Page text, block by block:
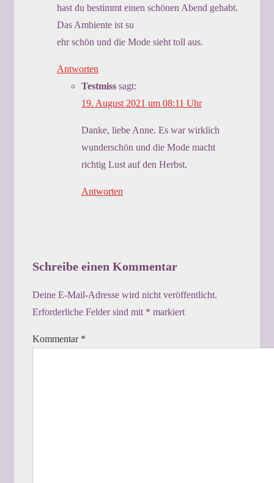
hast du bestimmt einen schönen Abend gehabt.
Das Ambiente ist su
ehr schön und die Mode sieht toll aus.
Antworten
Testmiss sagt:
19. August 2021 um 08:11 Uhr
Danke, liebe Anne. Es war wirklich
wunderschön und die Mode macht
richtig Lust auf den Herbst.
Antworten
Schreibe einen Kommentar
Deine E-Mail-Adresse wird nicht veröffentlicht.
Erforderliche Felder sind mit * markiert
Kommentar *